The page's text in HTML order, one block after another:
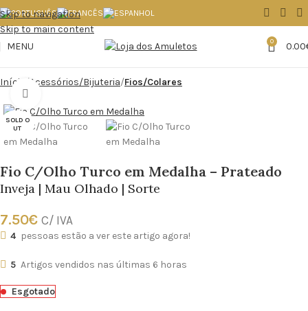
Skip to navigation
Skip to main content
MENU
0 0.00
Início Acessórios/Bijuteria Fios/Colares
SOLD O
UT
Fio C/Olho Turco em Medalha – Prateado
Inveja | Mau Olhado | Sorte
7.50€ C/ IVA
4 pessoas estão a ver este artigo agora!
5 Artigos vendidos nas últimas 6 horas
Esgotado